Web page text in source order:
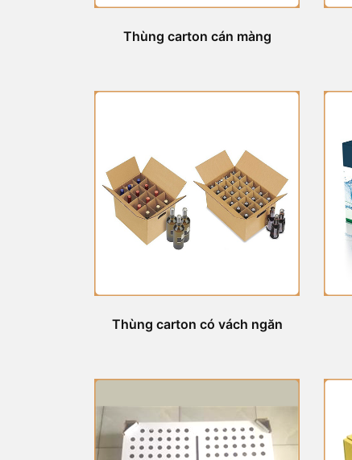
Thùng carton cán màng
Thùng carton có vách ngăn